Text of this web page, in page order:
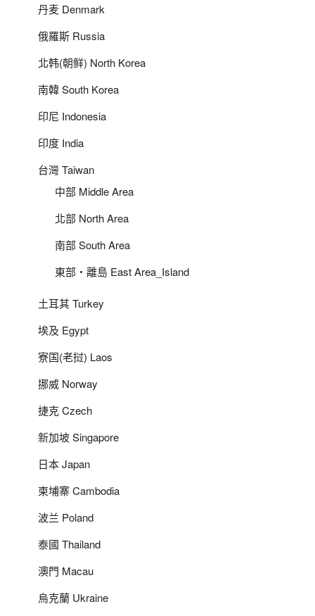
丹麦 Denmark
俄羅斯 Russia
北韩(朝鲜) North Korea
南韓 South Korea
印尼 Indonesia
印度 India
台灣 Taiwan
中部 Middle Area
北部 North Area
南部 South Area
東部‧離島 East Area_Island
土耳其 Turkey
埃及 Egypt
寮国(老挝) Laos
挪威 Norway
捷克 Czech
新加坡 Singapore
日本 Japan
柬埔寨 Cambodia
波兰 Poland
泰國 Thailand
澳門 Macau
烏克蘭 Ukraine